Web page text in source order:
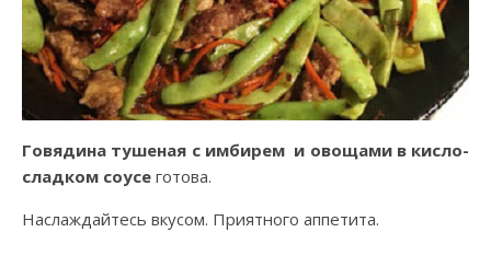
Говядина тушеная с имбирем и овощами в кисло-
сладком соусе готова.
Наслаждайтесь вкусом. Приятного аппетита.